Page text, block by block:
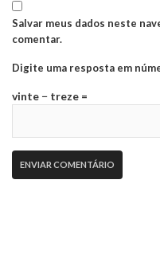
Salvar meus dados neste
comentar.
Digite uma resposta em
vinte − treze =